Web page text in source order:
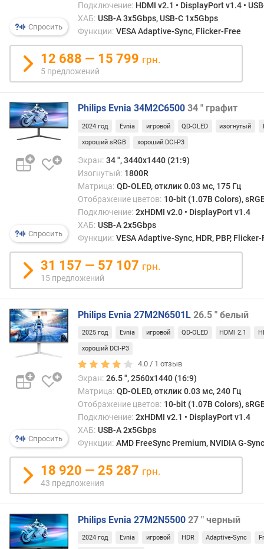
я
(
м
в
р
е
м
о
т
а
t
G
)
(
м
с
я
р
т
ь
(
к
д
/
м
²
)
Спросить
Подключение: HDMI v2.1 • DisplayPort v1.4 •
ХАБ: USB-A 3x5Gbps, USB-C 1x5Gbps
Функции: VESA Adaptive-Sync, Flicker-Free
12 688 — 15 799 грн.
5 предложений
Спросить
Philips Evnia 34M2C6500 34 " графит
2024 год Evnia игровой QD-OLED изогнутый
хороший sRGB хороший DCI-P3
Экран: 34 ", 3440x1440 (21:9)
Изогнутый: 1800R
Матрица: QD-OLED, отклик 0.03 мс, 175 Гц
Отображение цветов: 10-bit (1.07B Colors),
Подключение: 2xHDMI v2.0 • DisplayPort v1.4
ХАБ: USB-A 2x5Gbps
Функции: VESA Adaptive-Sync, HDR, PBP, Flicker-
31 157 — 57 107 грн.
15 предложений
Спросить
Philips Evnia 27M2N6501L 26.5 " белый
2025 год Evnia игровой QD-OLED HDMI 2.1
хороший DCI-P3
4.0 / 1 отзыв
Экран: 26.5 ", 2560x1440 (16:9)
Матрица: QD-OLED, отклик 0.03 мс, 240 Гц
Отображение цветов: 10-bit (1.07B Colors),
Подключение: 2xHDMI v2.1 • DisplayPort v1.4
ХАБ: USB-A 2x5Gbps
Функции: AMD FreeSync Premium, NVIDIA G-
18 920 — 25 287 грн.
43 предложения
Philips Evnia 27M2N5500 27 " черный
2024 год Evnia игровой HDR Adaptive-Sync